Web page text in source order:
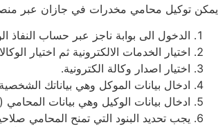
يمكن توكيل محامي مخدرات في جازان عبر منصة
الدخول الى بوابة ناجز عبر حساب النفاذ
اختيار الخدمات الالكترونية ثم اختيار
اختيار اصدار وكالة الكترونية.
ادخال بيانات الموكل وهي بياناتك
ادخال بيانات الوكيل وهي بيانات
يجب تحديد البنود التي تمنح المحامي